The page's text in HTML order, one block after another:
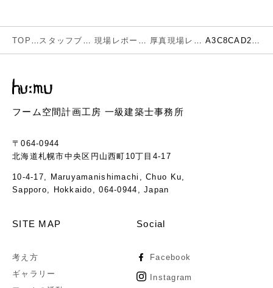
フーム空間計画工房 一級建築士事務所
〒064-0944
北海道札幌市中央区円山西町10丁目4-17
10-4-17, Maruyamanishimachi, Chuo Ku,
Sapporo, Hokkaido, 064-0944, Japan
SITE MAP
考え方
ギャラリー
Social
Facebook
Instagram